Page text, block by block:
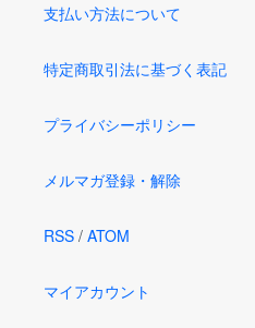
支払い方法について
特定商取引法に基づく表記
プライバシーポリシー
メルマガ登録・解除
RSS / ATOM
マイアカウント